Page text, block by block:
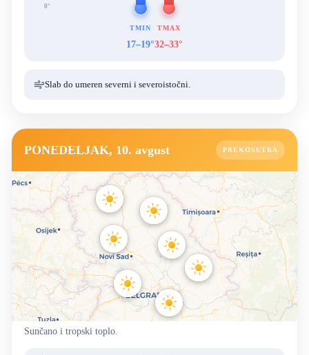
0°
TMIN
17–19°
TMAX
32–33°
Slab do umeren severni i severoistočni.
PONEDELJAK, 10. avgust PREKOSUTRA
Sunčano i tropski toplo.